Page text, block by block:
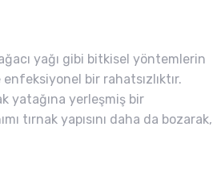
yağı gibi bitkisel yöntemlerin
bir rahatsızlıktır.
yatağına yerleşmiş bir
tırnak yapısını daha da bozarak,